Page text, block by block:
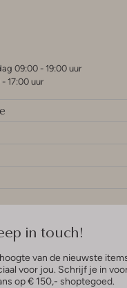
09:00 - 19:00 uur
17:00 uur
in touch!
van de nieuwste
voor jou. Schrijf je in
op € 150,- shoptegoed.